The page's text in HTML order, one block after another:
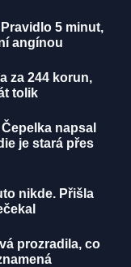
5 minut,
angínou
za 244 korun,
tolik
napsal
je stará přes
nikde. Přišla
prozradila, co